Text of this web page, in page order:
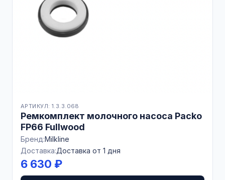
АРТИКУЛ: 1.3.3.068
Ремкомплект молочного насоса Packo
FP66 Fullwood
Бренд:Milkline
Доставка:Доставка от 1 дня
6 630 ₽